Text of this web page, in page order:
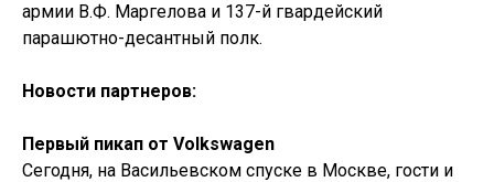
армии В.Ф. Маргелова и 137-й гвардейский
парашютно-десантный полк.
Новости партнеров:
Первый пикап от Volkswagen
Сегодня, на Васильевском спуске в Москве, гости и